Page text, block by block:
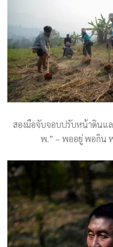
สองมือจับจอบปรับหน้าดินแ
พ.” – พออยู่ พอกิน